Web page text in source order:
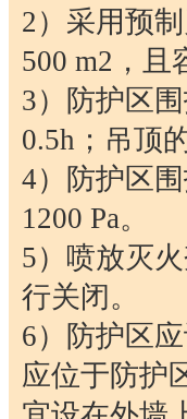
2）采用预
500 m2，且
3）防护区
0.5h；吊顶
4）防护区
1200 Pa。
5）喷放灭
行关闭。
6）防护区
应位于防护